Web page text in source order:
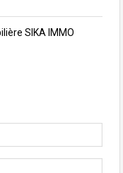
SIKA IMMO